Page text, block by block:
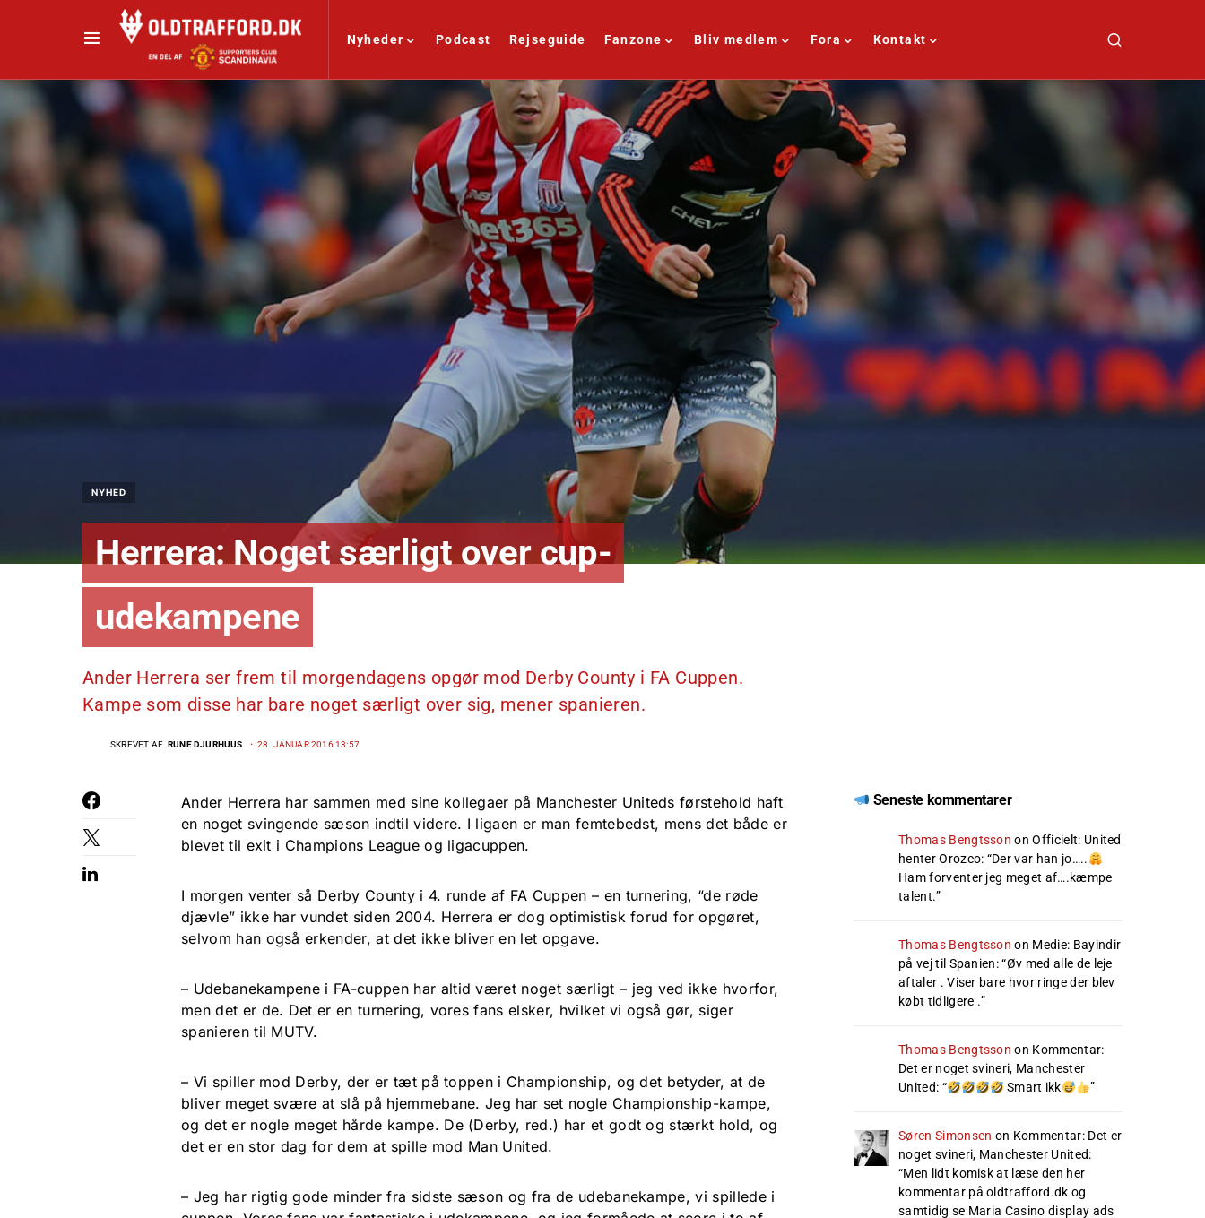
Nyheder Podcast Rejseguide Fanzone Bliv medlem Fora Kontakt
NYHED
Herrera: Noget særligt over cup-
udekampene
Ander Herrera ser frem til morgendagens opgør mod Derby County i FA Cuppen.
Kampe som disse har bare noget særligt over sig, mener spanieren.
SKREVET AF RUNE DJURHUUS 28. JANUAR 2016 13:57
Ander Herrera har sammen med sine kollegaer på Manchester Uniteds førstehold haft
en noget svingende sæson indtil videre. I ligaen er man femtebedst, mens det både er
blevet til exit i Champions League og ligacuppen.
I morgen venter så Derby County i 4. runde af FA Cuppen – en turnering, “de røde
djævle” ikke har vundet siden 2004. Herrera er dog optimistisk forud for opgøret,
selvom han også erkender, at det ikke bliver en let opgave.
– Udebanekampene i FA-cuppen har altid været noget særligt – jeg ved ikke hvorfor,
men det er de. Det er en turnering, vores fans elsker, hvilket vi også gør, siger
spanieren til MUTV.
– Vi spiller mod Derby, der er tæt på toppen i Championship, og det betyder, at de
bliver meget svære at slå på hjemmebane. Jeg har set nogle Championship-kampe,
og det er nogle meget hårde kampe. De (Derby, red.) har et godt og stærkt hold, og
det er en stor dag for dem at spille mod Man United.
– Jeg har rigtig gode minder fra sidste sæson og fra de udebanekampe, vi spillede i
Seneste kommentarer
Thomas Bengtsson onOfficielt: United
henter Orozco: “Der var han jo…..
Ham forventer jeg meget af….kæmpe
talent.”
Thomas Bengtsson on Medie: Bayindir
på vej til Spanien: “Øv med alle de leje
aftaler . Viser bare hvor ringe der blev
købt tidligere .”
Thomas Bengtsson on Kommentar:
Det er noget svineri, Manchester
United: “ Smart ikk ”
Søren Simonsen on Kommentar: Det er
noget svineri, Manchester United:
“Men lidt komisk at læse den her
kommentar på oldtrafford.dk og
samtidig se Maria Casino display ads